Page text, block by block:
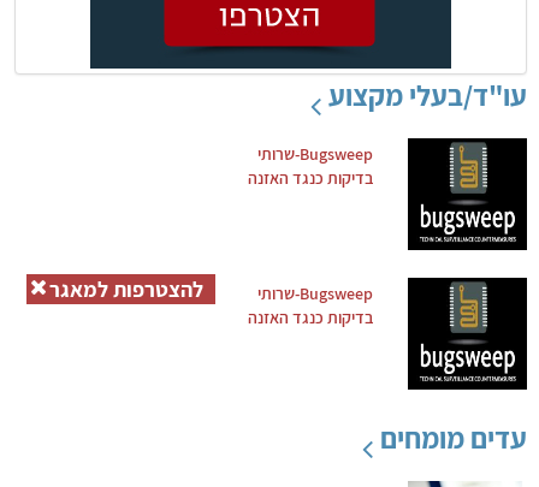
עו"ד/בעלי מקצוע
Bugsweep-שרותי
בדיקות כנגד האזנה
Bugsweep-שרותי
בדיקות כנגד האזנה
עדים מומחים
להצטרפות למאגר